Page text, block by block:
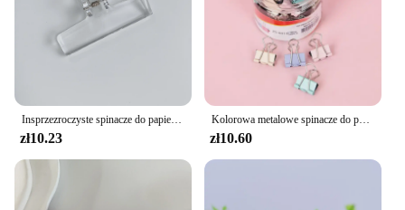
zł10.23
Kolorowa metalowe spinacze do papieru wysokiej jakości spinacze do papieru dokument biurowy szkolna papeteria wiążąca artykuły szkolne 32 25 19 15mm
zł10.60